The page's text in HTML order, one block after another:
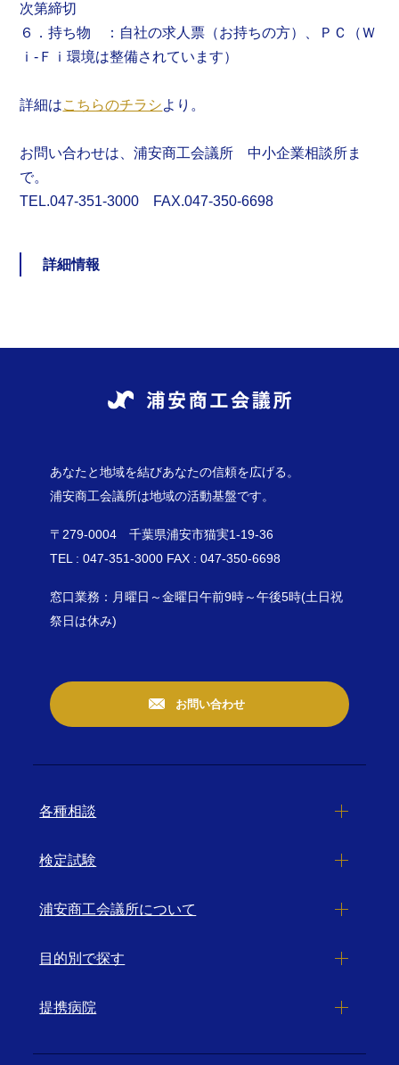
次第締切
６．持ち物 ：自社の求人票（お持ちの方）、ＰＣ（Ｗ
ｉ-Ｆｉ環境は整備されています）
詳細はこちらのチラシより。
お問い合わせは、浦安商工会議所 中小企業相談所ま
で。
TEL.047-351-3000 FAX.047-350-6698
詳細情報
あなたと地域を結びあなたの信頼を広げる。
浦安商工会議所は地域の活動基盤です。
〒279-0004 千葉県浦安市猫実1-19-36
TEL : 047-351-3000 FAX : 047-350-6698
窓口業務：月曜日～金曜日午前9時～午後5時(土日祝
祭日は休み)
お問い合わせ
各種相談
検定試験
浦安商工会議所について
目的別で探す
提携病院